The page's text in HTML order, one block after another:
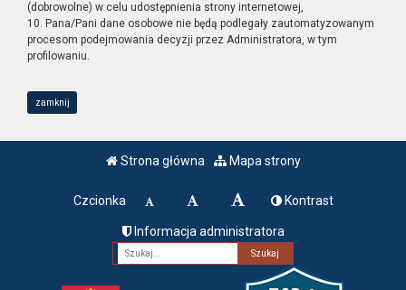
(dobrowolne) w celu udostępnienia strony internetowej,
10. Pana/Pani dane osobowe nie będą podlegały zautomatyzowanym
procesom podejmowania decyzji przez Administratora, w tym
profilowaniu.
zamknij
Strona główna Mapa strony
Czcionka Kontrast
Informacja administratora
Fraza